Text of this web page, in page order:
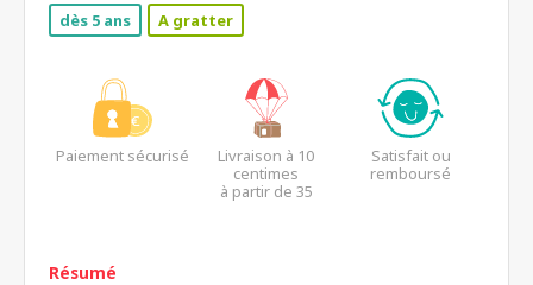
dès 5 ans A gratter
Paiement sécurisé
Livraison à 10
centimes
à partir de 35
Satisfait ou
remboursé
Résumé